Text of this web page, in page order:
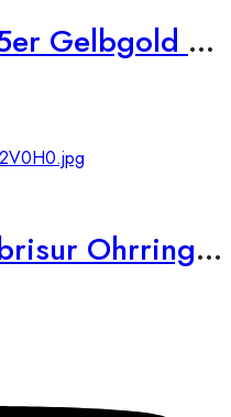
Baby Schnuller 585er Gelbgold mit Motiv 3 Babyschmuck Baby Sauger Neu
585er Gold Klappbrisur Ohrringe Herz Model 3